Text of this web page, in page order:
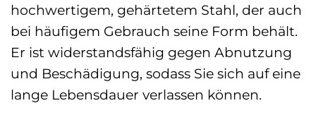
hochwertigem, gehärtetem Stahl, der auch
bei häufigem Gebrauch seine Form behält.
Er ist widerstandsfähig gegen Abnutzung
und Beschädigung, sodass Sie sich auf eine
lange Lebensdauer verlassen können.